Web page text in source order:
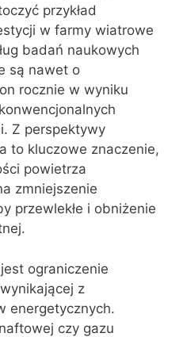
przykład
w farmy wiatrowe
badań naukowych
są nawet o
rocznie w wyniku
Z perspektywy
to kluczowe znaczenie,
powietrza
zmniejszenie
przewlekłe i obniżenie
ograniczenie
z
energetycznych.
czy gazu